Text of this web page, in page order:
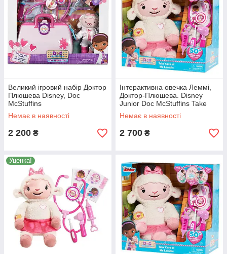
Великий ігровий набір Доктор
Плюшева Disney, Doc
McStuffins
Немає в наявності
2 200 ₴
Інтерактивна овечка Леммі,
Доктор-Плюшева. Disney
Junior Doc McStuffins Take
Care of Me Lambie Interactive
Немає в наявності
2 700 ₴
Уценка!